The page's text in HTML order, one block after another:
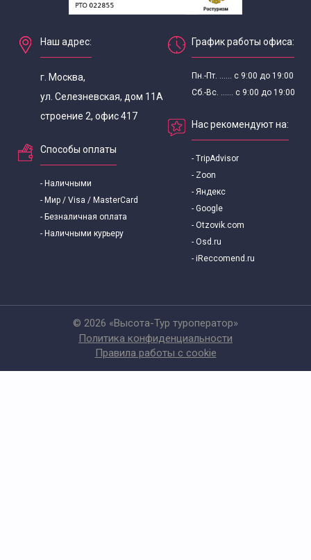
Наш адрес:
г. Москва,
ул. Селезневская, дом 11А
строение 2, офис 417
Способы оплаты
- Наличными
- Мир / Visa / MasterCard
- Безналичная оплата
- Наличными курьеру
График работы офиса:
Пн.-Пт. ...... с 9:00 до 19:00
Сб.-Вс. ...... с 9:00 до 19:00
Нас рекомендуют на:
- TripAdvisor
- Zoon
- Яндекс
- Google
- Otzovik.com
- Osd.ru
- iReccomend.ru
© 2026 «Высота-Тур туроператор»
Политика конфиденциальности
Правила работы с cookie